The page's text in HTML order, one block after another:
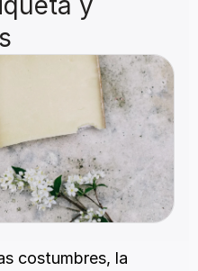
costumbres, la